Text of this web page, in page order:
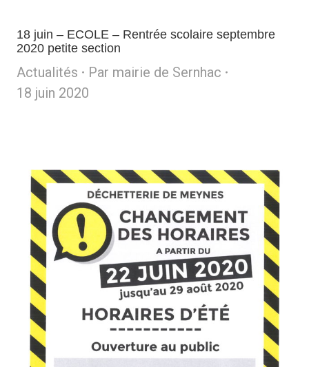
18 juin – ECOLE – Rentrée scolaire septembre
2020 petite section
Actualités Par mairie de Sernhac
18 juin 2020